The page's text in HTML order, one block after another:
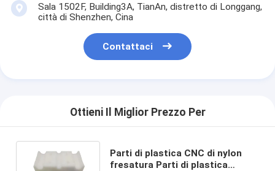
Sala 1502F, Building3A, TianAn, distretto di Longgang,
città di Shenzhen, Cina
Contattaci
Ottieni Il Miglior Prezzo Per
Parti di plastica CNC di nylon
fresatura Parti di plastica